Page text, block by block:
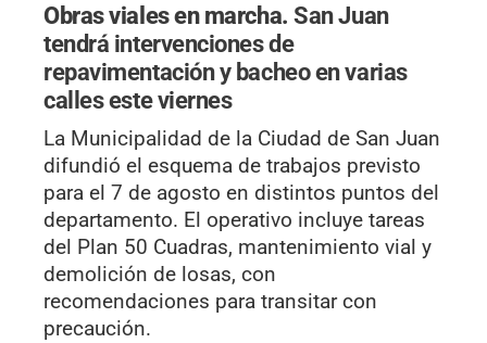
Obras viales en marcha.San Juan
tendrá intervenciones de
repavimentación y bacheo en varias
calles este viernes
La Municipalidad de la Ciudad de San Juan
difundió el esquema de trabajos previsto
para el 7 de agosto en distintos puntos del
departamento. El operativo incluye tareas
del Plan 50 Cuadras, mantenimiento vial y
demolición de losas, con
recomendaciones para transitar con
precaución.